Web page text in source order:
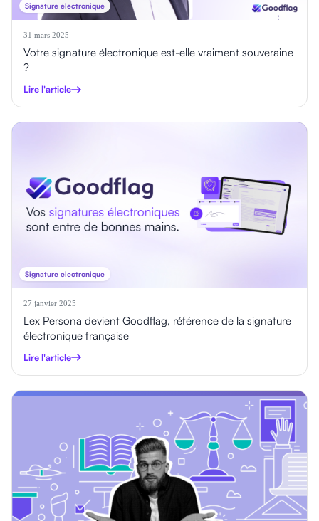
Signature electronique
31 mars 2025
Votre signature électronique est-elle vraiment souveraine
?
Lire l'article
Signature electronique
27 janvier 2025
Lex Persona devient Goodflag, référence de la signature
électronique française
Lire l'article